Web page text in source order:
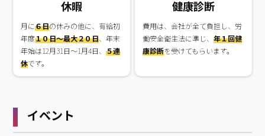
休暇
月に６日の休みの他に、有給初
年度１０日～最大２０日、年末
年始は12月31日～1月4日、 ５連
休です。
健康診断
費用は、会社が全て負担し、労
働安全衛生法に準じ、 年１回健
康診断を受けてもらいます。
イベント